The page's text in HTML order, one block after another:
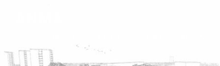
VOUS ACCEPTEZ L’UTILISATION DE COOKIES
AFIN DE RÉALISER DES STATISTIQUES ANONYMES DE VISITE.